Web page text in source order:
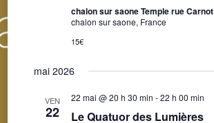
chalon sur saone Temple rue Carnot
chalon sur saone, France
15€
mai 2026
VEN
22
22 mai @ 20 h 30 min -22 h 00 min
Le Quatuor des Lumières